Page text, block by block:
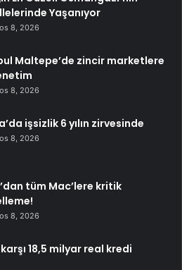
Yaşanıyor
8, 2026
Maltepe’de zincir marketlere
8, 2026
işsizlik 6 yılın zirvesinde
8, 2026
tüm Mac’lere kritik
8, 2026
18,5 milyar real kredi